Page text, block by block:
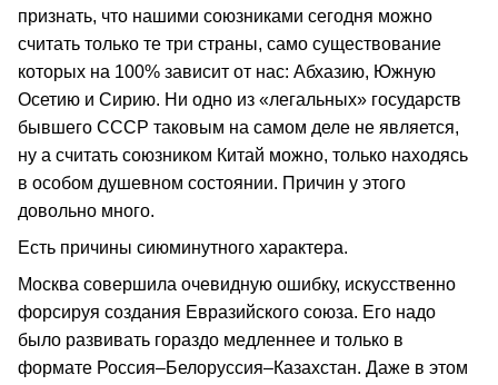
признать, что нашими союзниками сегодня можно
считать только те три страны, само существование
которых на 100% зависит от нас: Абхазию, Южную
Осетию и Сирию. Ни одно из «легальных» государств
бывшего СССР таковым на самом деле не является,
ну а считать союзником Китай можно, только находясь
в особом душевном состоянии. Причин у этого
довольно много.
Есть причины сиюминутного характера.
Москва совершила очевидную ошибку, искусственно
форсируя создания Евразийского союза. Его надо
было развивать гораздо медленнее и только в
формате Россия–Белоруссия–Казахстан. Даже в этом